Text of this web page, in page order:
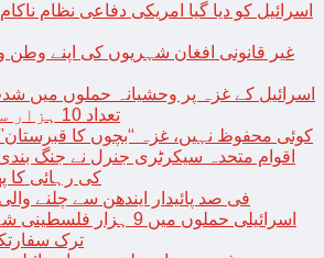
اسرائیل کو دیا گیا امریکی دفاعی نظام
غیر قانونی افغان شہریوں کی اپنے وطن
اسرائیل کے غزہ پر وحشیانہ حملوں میں
تعداد 10 ہزار سےزائد ہوگئی
اقوام متحدہ سیکرٹری جنرل نے جنگ
کی رہائی کا
100 فی صد پائیدار ایندھن سے چلنے
اسرائیلی حملوں میں 9
ترک